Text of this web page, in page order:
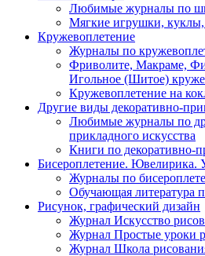
Любимые журналы по
Мягкие игрушки, куклы,
Кружевоплетение
Журналы по
Фриволите, Макраме,
Игольное (Шитое)
Кружевоплетение на
Другие виды декоративно-
Любимые журналы по
прикладного искусства
Книги по декоративно-
Бисероплетение. Ювелирика.
Журналы по
Обучающая литература
Рисунок, графический дизайн
Журнал Искусство
Журнал Простые уроки
Журнал Школа